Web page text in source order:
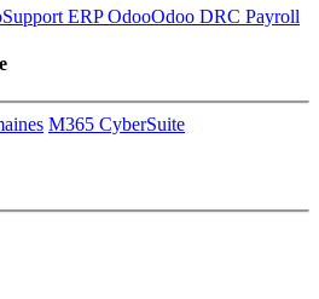
Support ERP OdooOdoo DRC Payroll
M365 CyberSuite